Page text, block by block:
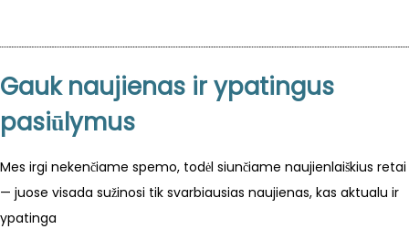
Gauk naujienas ir ypatingus
pasiūlymus
Mes irgi nekenčiame spemo, todėl siunčiame naujienlaiškius retai
— juose visada sužinosi tik svarbiausias naujienas, kas aktualu ir
ypatinga